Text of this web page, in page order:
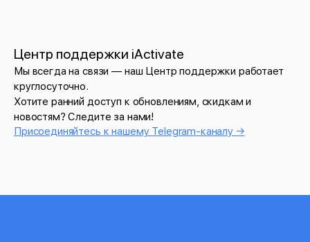
Центр поддержки iActivate
Мы всегда на связи — наш Центр поддержки работает
круглосуточно.
Хотите ранний доступ к обновлениям, скидкам и
новостям? Следите за нами!
Присоединяйтесь к нашему Telegram-каналу →